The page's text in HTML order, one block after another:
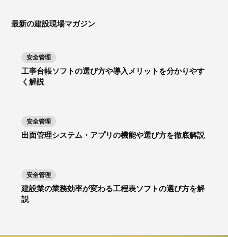
最新の建設現場マガジン
安全管理
工事台帳ソフトの選び方や導入メリットを分かりやす
く解説
安全管理
出面管理システム・アプリの機能や選び方を徹底解説
安全管理
建設業の業務効率が変わる工程表ソフトの選び方を解
説